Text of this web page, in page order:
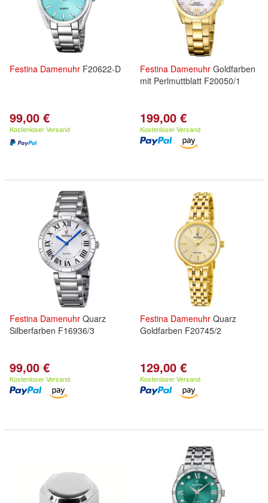
Festina Damenuhr F20622-D
99,00 €
Kostenloser Versand
Festina Damenuhr Goldfarben
mit Perlmuttblatt F20050/1
199,00 €
Kostenloser Versand
Festina Damenuhr Quarz
Silberfarben F16936/3
99,00 €
Kostenloser Versand
Festina Damenuhr Quarz
Goldfarben F20745/2
129,00 €
Kostenloser Versand